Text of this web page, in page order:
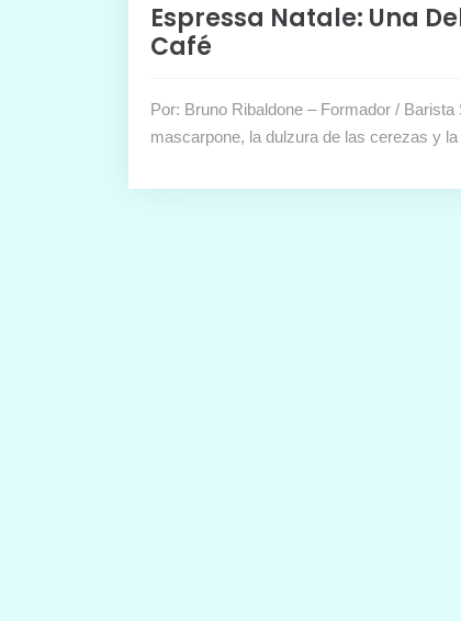
Espressa Natale: Una
Café
Por: Bruno Ribaldone – Formador /
mascarpone, la dulzura de las cerezas y